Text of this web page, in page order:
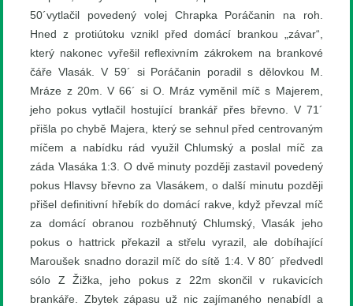
50´vytlačil povedený volej Chrapka Poráčanin na roh.
Hned z protiútoku vznikl před domácí brankou „závar“,
který nakonec vyřešil reflexivním zákrokem na brankové
čáře Vlasák. V 59´ si Poráčanin poradil s dělovkou M.
Mráze z 20m. V 66´ si O. Mráz vyměnil míč s Majerem,
jeho pokus vytlačil hostující brankář přes břevno. V 71´
přišla po chybě Majera, který se sehnul před centrovaným
míčem a nabídku rád využil Chlumský a poslal míč za
záda Vlasáka 1:3. O dvě minuty později zastavil povedený
pokus Hlavsy břevno za Vlasákem, o další minutu později
přišel definitivní hřebík do domácí rakve, když převzal míč
za domácí obranou rozběhnutý Chlumský, Vlasák jeho
pokus o hattrick překazil a střelu vyrazil, ale dobíhající
Maroušek snadno dorazil míč do sítě 1:4. V 80´ předvedl
sólo Z Žižka, jeho pokus z 22m skončil v rukavicích
brankáře. Zbytek zápasu už nic zajímaného nenabídl a